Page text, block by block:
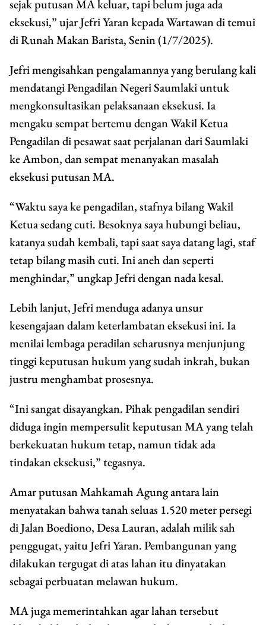
sejak putusan MA keluar, tapi belum juga ada
eksekusi,” ujar Jefri Yaran kepada Wartawan di temui
di Runah Makan Barista, Senin (1/7/2025).
Jefri mengisahkan pengalamannya yang berulang kali
mendatangi Pengadilan Negeri Saumlaki untuk
mengkonsultasikan pelaksanaan eksekusi. Ia
mengaku sempat bertemu dengan Wakil Ketua
Pengadilan di pesawat saat perjalanan dari Saumlaki
ke Ambon, dan sempat menanyakan masalah
eksekusi putusan MA.
“Waktu saya ke pengadilan, stafnya bilang Wakil
Ketua sedang cuti. Besoknya saya hubungi beliau,
katanya sudah kembali, tapi saat saya datang lagi, staf
tetap bilang masih cuti. Ini aneh dan seperti
menghindar,” ungkap Jefri dengan nada kesal.
Lebih lanjut, Jefri menduga adanya unsur
kesengajaan dalam keterlambatan eksekusi ini. Ia
menilai lembaga peradilan seharusnya menjunjung
tinggi keputusan hukum yang sudah inkrah, bukan
justru menghambat prosesnya.
“Ini sangat disayangkan. Pihak pengadilan sendiri
diduga ingin mempersulit keputusan MA yang telah
berkekuatan hukum tetap, namun tidak ada
tindakan eksekusi,” tegasnya.
Amar putusan Mahkamah Agung antara lain
menyatakan bahwa tanah seluas 1.520 meter persegi
di Jalan Boediono, Desa Lauran, adalah milik sah
penggugat, yaitu Jefri Yaran. Pembangunan yang
dilakukan tergugat di atas lahan itu dinyatakan
sebagai perbuatan melawan hukum.
MA juga memerintahkan agar lahan tersebut